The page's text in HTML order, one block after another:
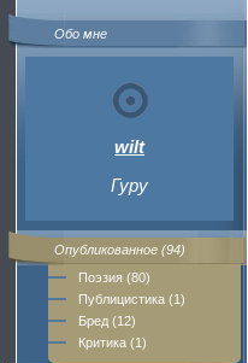
Обо мне
wilt
Гуру
Опубликованное (94)
Поэзия (80)
Публицистика (1)
Бред (12)
Критика (1)